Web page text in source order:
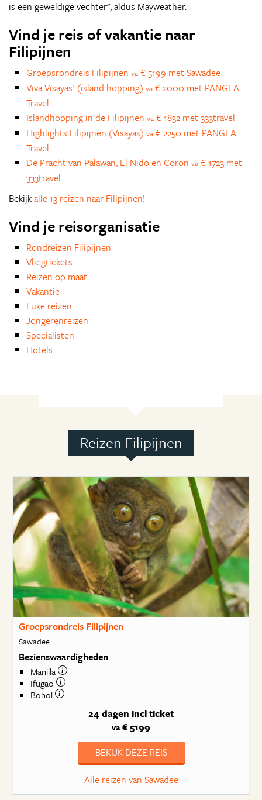
is een geweldige vechter", aldus Mayweather.
Vind je reis of vakantie naar
Filipijnen
Groepsrondreis Filipijnen va € 5199 met Sawadee
Viva Visayas! (island hopping) va € 2000 met PANGEA
Travel
Islandhopping in de Filipijnen va € 1832 met 333travel
Highlights Filipijnen (Visayas) va € 2250 met PANGEA
Travel
De Pracht van Palawan, El Nido en Coron va € 1723 met
333travel
Bekijkalle 13 reizen naar Filipijnen!
Vind je reisorganisatie
Rondreizen Filipijnen
Vliegtickets
Reizen op maat
Vakantie
Luxe reizen
Jongerenreizen
Specialisten
Hotels
Reizen Filipijnen
Groepsrondreis Filipijnen
Sawadee
Bezienswaardigheden
Manilla
Ifugao
Bohol
24 dagen incl ticket
va € 5199
BEKIJK DEZE REIS
Alle reizen van Sawadee